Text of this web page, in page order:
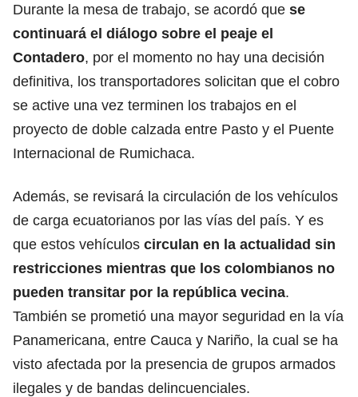
Durante la mesa de trabajo, se acordó que se
continuará el diálogo sobre el peaje el
Contadero, por el momento no hay una decisión
definitiva, los transportadores solicitan que el cobro
se active una vez terminen los trabajos en el
proyecto de doble calzada entre Pasto y el Puente
Internacional de Rumichaca.
Además, se revisará la circulación de los vehículos
de carga ecuatorianos por las vías del país. Y es
que estos vehículos circulan en la actualidad sin
restricciones mientras que los colombianos no
pueden transitar por la república vecina.
También se prometió una mayor seguridad en la vía
Panamericana, entre Cauca y Nariño, la cual se ha
visto afectada por la presencia de grupos armados
ilegales y de bandas delincuenciales.